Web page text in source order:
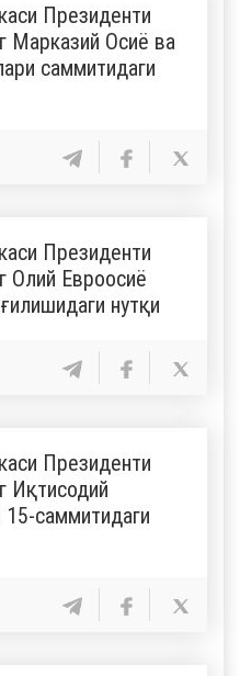
Президенти
Марказий Осиё ва
саммитидаги
Президенти
Олий Евроосиё
нутқи
Президенти
Иқтисодий
саммитидаги